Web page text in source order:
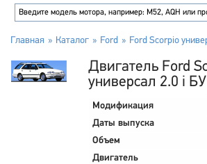
Главная Каталог Ford Ford Scorpio
Двигатель Ford
универсал 2.0 i БУ
Модификация
Даты выпуска
Объем
Двигатель